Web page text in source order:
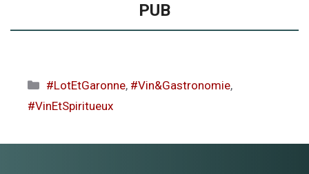
PUB
Catégories
#LotEtGaronne, #Vin&Gastronomie,
#VinEtSpiritueux